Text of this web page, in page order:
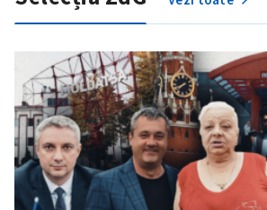
Sursă anonimă
Nume+ Numele meu
Email+ Emailul meu
Telefon
+ Telefon personal